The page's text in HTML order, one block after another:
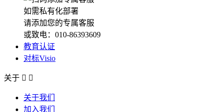
如需私有化部署
请添加您的专属客服
或致电：010-86393609
教育认证
对标Visio
关于  
关于我们
加入我们